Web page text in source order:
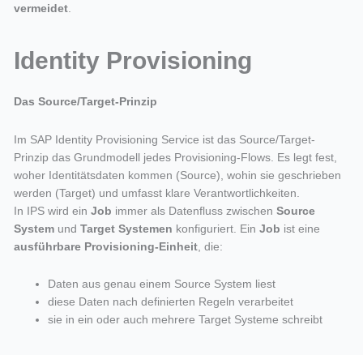
vermeidet.
Identity Provisioning
Das Source/Target-Prinzip
Im SAP Identity Provisioning Service ist das Source/Target-
Prinzip das Grundmodell jedes Provisioning-Flows. Es legt fest,
woher Identitätsdaten kommen (Source), wohin sie geschrieben
werden (Target) und umfasst klare Verantwortlichkeiten.
In IPS wird ein Job immer als Datenfluss zwischen Source
Systemund Target Systemen konfiguriert. Ein Job ist eine
ausführbare Provisioning-Einheit, die:
Daten aus genau einem Source System liest
diese Daten nach definierten Regeln verarbeitet
sie in ein oder auch mehrere Target Systeme schreibt